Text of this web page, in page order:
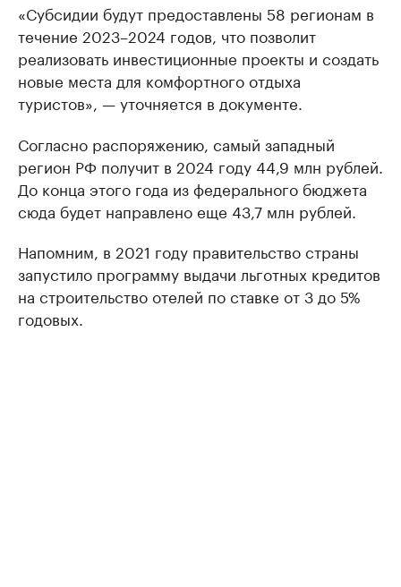
«Субсидии будут предоставлены 58 регионам в
течение 2023–2024 годов, что позволит
реализовать инвестиционные проекты и создать
новые места для комфортного отдыха
туристов», — уточняется в документе.
Согласно распоряжению, самый западный
регион РФ получит в 2024 году 44,9 млн рублей.
До конца этого года из федерального бюджета
сюда будет направлено еще 43,7 млн рублей.
Напомним, в 2021 году правительство страны
запустило программу выдачи льготных кредитов
на строительство отелей по ставке от 3 до 5%
годовых.